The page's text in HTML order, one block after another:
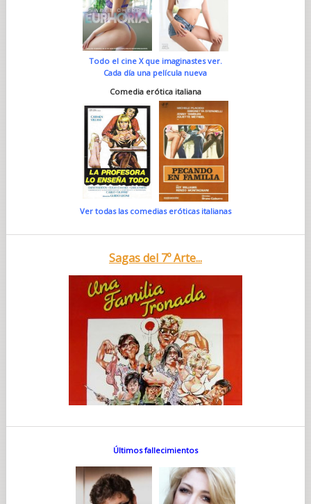
Todo el cine X que imaginastes ver.
Cada día una película nueva
Comedia erótica italiana
Ver todas las comedias eróticas italianas
Sagas del 7º Arte...
Últimos fallecimientos